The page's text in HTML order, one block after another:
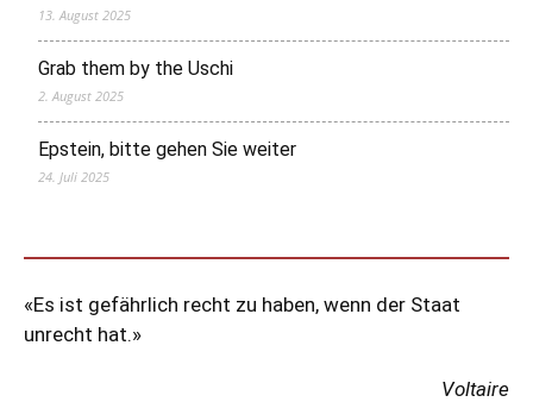
13. August 2025
Grab them by the Uschi
2. August 2025
Epstein, bitte gehen Sie weiter
24. Juli 2025
«Es ist gefährlich recht zu haben, wenn der Staat
unrecht hat.»
Voltaire